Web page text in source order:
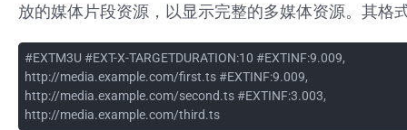
放的媒体片段资源，以显示完整的多媒体资源。其格
#EXTM3U #EXT-X-TARGETDURATION:10 #EXTINF:9.009,
http://media.example.com/first.ts #EXTINF:9.009,
http://media.example.com/second.ts #EXTINF:3.003,
http://media.example.com/third.ts